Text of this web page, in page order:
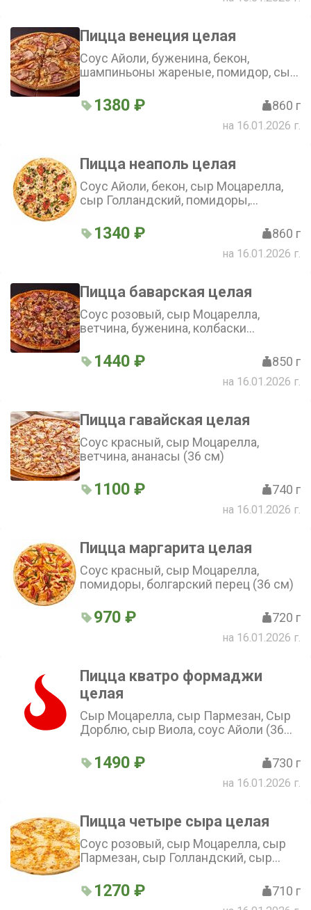
Пицца венеция целая
Соус Айоли, буженина, бекон,
шампиньоны жареные, помидор, сыр
орегано (36 см)
1380 ₽ 860 г
на 16.01.2026 г.
Пицца неаполь целая
Соус Айоли, бекон, сыр Моцарелла,
сыр Голландский, помидоры,
1340 ₽ 860 г
на 16.01.2026 г.
Пицца баварская целая
Соус розовый, сыр Моцарелла,
ветчина, буженина, колбаски
репчатый красный, помидор, зелень
(36 см)
1440 ₽ 850 г
на 16.01.2026 г.
Пицца гавайская целая
Соус красный, сыр Моцарелла,
ветчина, ананасы (36 см)
1100 ₽ 740 г
на 16.01.2026 г.
Пицца маргарита целая
Соус красный, сыр Моцарелла,
помидоры, болгарский перец (36 см)
970 ₽ 720 г
на 16.01.2026 г.
Пицца кватро формаджи
целая
Сыр Моцарелла, сыр Пармезан, Сыр
Дорблю, сыр Виола, соус Айоли (36
1490 ₽ 730 г
на 16.01.2026 г.
Пицца четыре сыра целая
Соус розовый, сыр Моцарелла, сыр
Пармезан, сыр Голландский, сыр
1270 ₽ 710 г